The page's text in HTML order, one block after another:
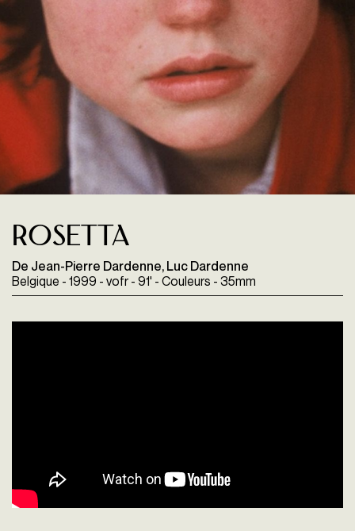
Rosetta
De Jean-Pierre Dardenne, Luc Dardenne
Belgique - 1999 - vofr - 91' - Couleurs - 35mm